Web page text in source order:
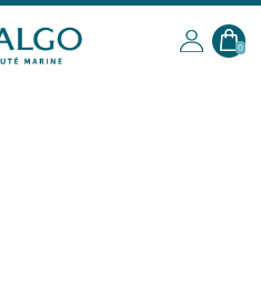
FR
0